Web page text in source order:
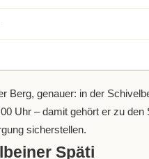
Berg, genauer: in der
Uhr – damit gehört er zu den
sicherstellen.
Späti